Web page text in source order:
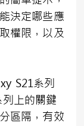
決定哪些應
權限，以及
S21系列
上的關鍵
區隔，有效